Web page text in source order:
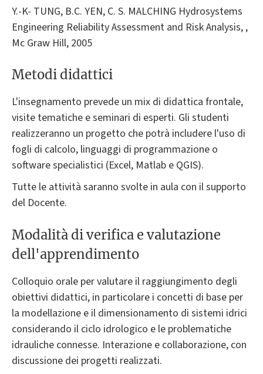
Y.-K- TUNG, B.C. YEN, C. S. MALCHING Hydrosystems
Engineering Reliability Assessment and Risk Analysis, ,
Mc Graw Hill, 2005
Metodi didattici
L'insegnamento prevede un mix di didattica frontale,
visite tematiche e seminari di esperti. Gli studenti
realizzeranno un progetto che potrà includere l'uso di
fogli di calcolo, linguaggi di programmazione o
software specialistici (Excel, Matlab e QGIS).
Tutte le attività saranno svolte in aula con il supporto
del Docente.
Modalità di verifica e valutazione
dell'apprendimento
Colloquio orale per valutare il raggiungimento degli
obiettivi didattici, in particolare i concetti di base per
la modellazione e il dimensionamento di sistemi idrici
considerando il ciclo idrologico e le problematiche
idrauliche connesse. Interazione e collaborazione, con
discussione dei progetti realizzati.